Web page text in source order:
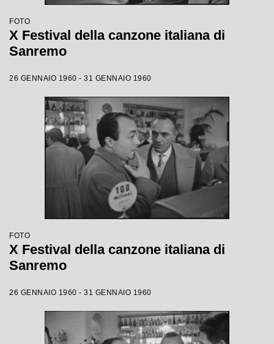
FOTO
X Festival della canzone italiana di
Sanremo
26 GENNAIO 1960 - 31 GENNAIO 1960
FOTO
X Festival della canzone italiana di
Sanremo
26 GENNAIO 1960 - 31 GENNAIO 1960